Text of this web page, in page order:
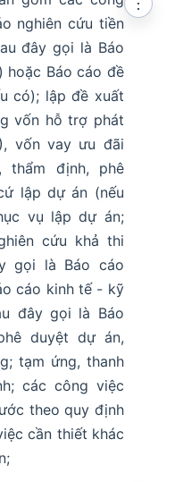
nghiên cứu tiền
đây gọi là Báo
hoặc Báo cáo đề
có); lập đề xuất
vốn hỗ trợ phát
vốn vay ưu đãi
thẩm định, phê
lập dự án (nếu
vụ lập dự án;
cứu khả thi
gọi là Báo cáo
cáo kinh tế - kỹ
đây gọi là Báo
duyệt dự án,
tạm ứng, thanh
các công việc
theo quy định
cần thiết khác